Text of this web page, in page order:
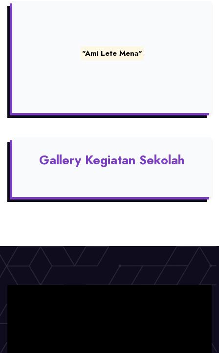
"Ami Lete Mena"
Gallery Kegiatan Sekolah